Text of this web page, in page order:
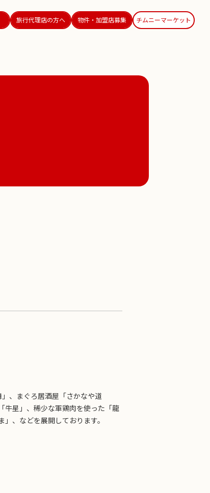
旅行代理店の方へ 物件・加盟店募集 チムニーマーケット
、まぐろ居酒屋「さかなや道
牛星」、稀少な軍鶏肉を使った「龍
、などを展開しております。